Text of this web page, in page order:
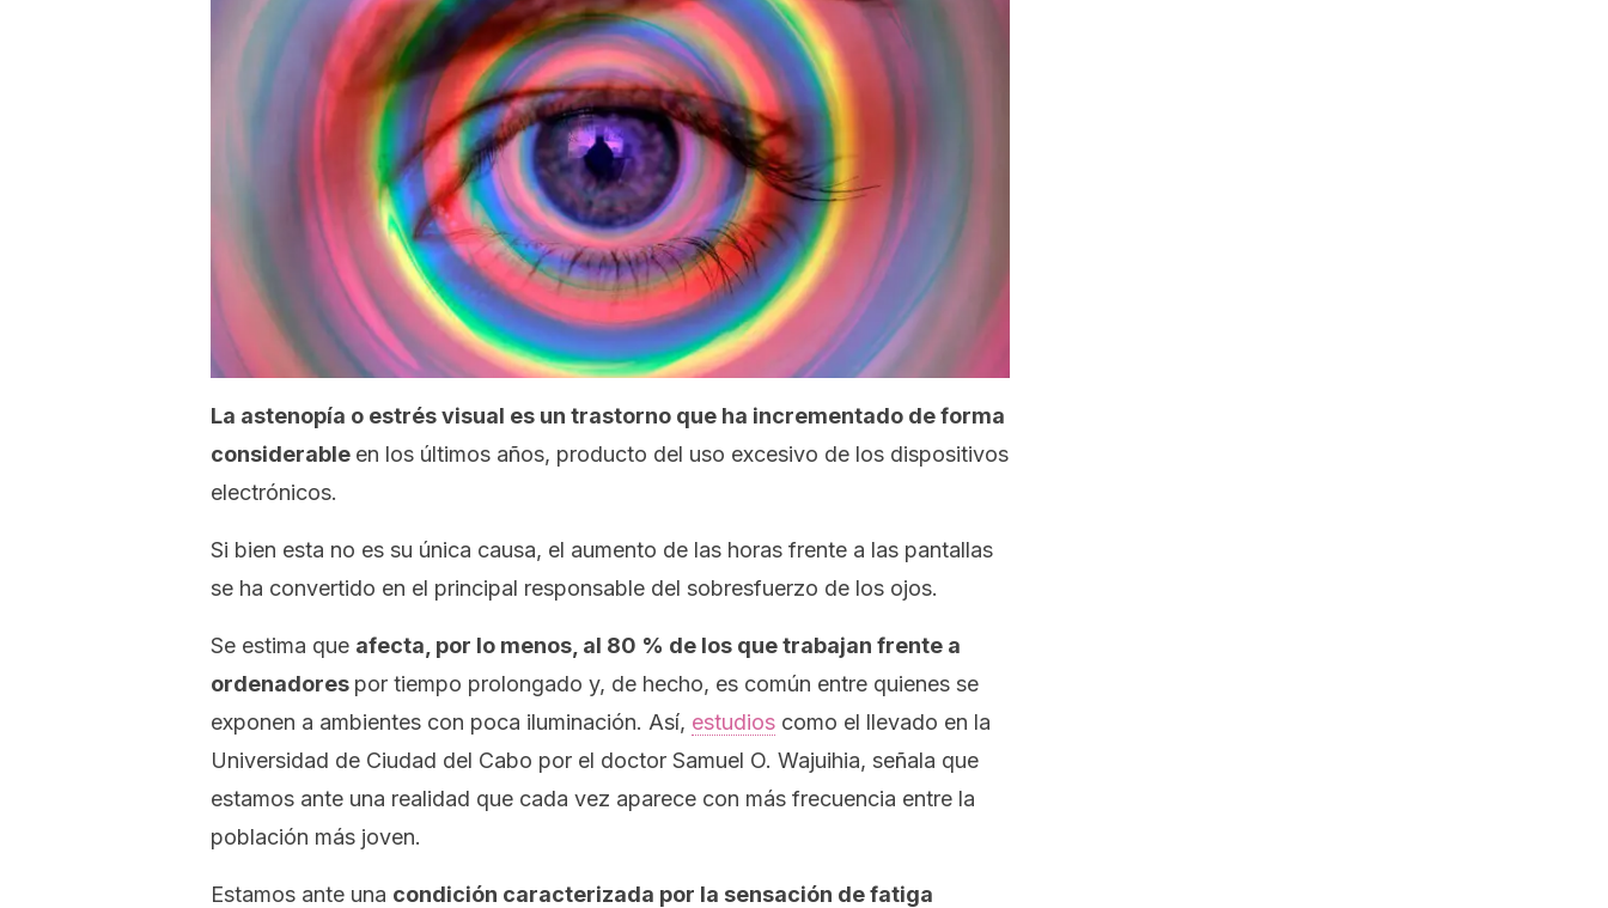
La astenopía o estrés visual es un trastorno que ha incrementado de forma
considerable en los últimos años, producto del uso excesivo de los dispositivos
electrónicos.
Si bien esta no es su única causa, el aumento de las horas frente a las pantallas
se ha convertido en el principal responsable del sobresfuerzo de los ojos.
Se estima que afecta, por lo menos, al 80 % de los que trabajan frente a
ordenadores por tiempo prolongado y, de hecho, es común entre quienes se
exponen a ambientes con poca iluminación. Así, estudios como el llevado en la
Universidad de Ciudad del Cabo por el doctor Samuel O. Wajuihia, señala que
estamos ante una realidad que cada vez aparece con más frecuencia entre la
población más joven.
Estamos ante una condición caracterizada por la sensación de fatiga